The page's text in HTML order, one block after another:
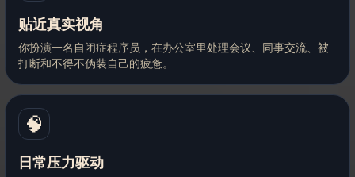
贴近真实视角
你扮演一名自闭症程序员，在办公室里处理会议、同事交流、被
打断和不得不伪装自己的疲惫。
🧠
日常压力驱动